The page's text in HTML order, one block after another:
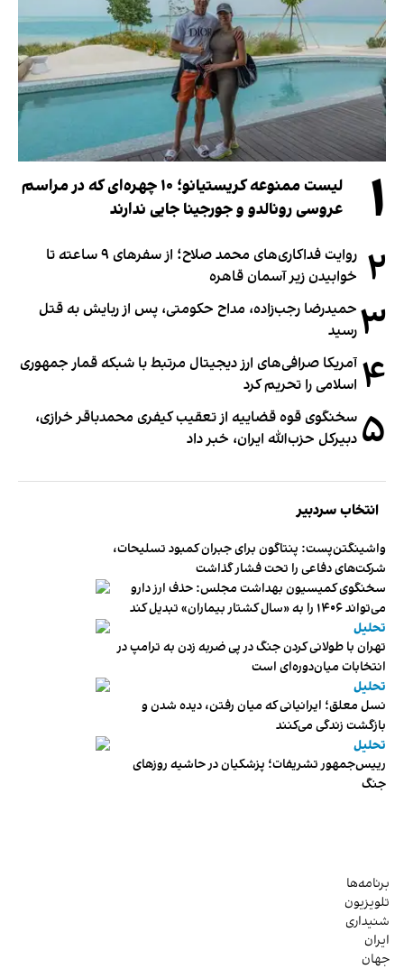
۱
لیست ممنوعه کریستیانو؛ ۱۰ چهره‌ای که در مراسم
عروسی رونالدو و جورجینا جایی ندارند
۲
روایت فداکاری‌های محمد صلاح؛ از سفرهای ۹ ساعته تا
خوابیدن زیر آسمان قاهره
۳ حمیدرضا رجب‌زاده، مداح حکومتی، پس از ربایش به قتل
رسید
۴ آمریکا صرافی‌های ارز دیجیتال مرتبط با شبکه قمار جمهوری
اسلامی را تحریم کرد
۵ سخنگوی قوه قضاییه از تعقیب کیفری محمدباقر خرازی،
دبیر‌کل حزب‌الله ایران، خبر داد
انتخاب سردبیر
واشینگتن‌پست: پنتاگون برای جبران کمبود تسلیحات،
شرکت‌های دفاعی را تحت فشار گذاشت
سخنگوی کمیسیون بهداشت مجلس: حذف ارز دارو
می‌تواند ۱۴۰۶ را به «سال کشتار بیماران» تبدیل کند
تحلیل
تهران با طولانی کردن جنگ در پی ضربه زدن به ترامپ در
انتخابات میان‌دوره‌ای است
تحلیل
نسل معلق؛ ایرانیانی که میان رفتن، دیده شدن و
بازگشت زندگی می‌کنند
تحلیل
رییس‌جمهور تشریفات؛ پزشکیان در حاشیه روزهای
جنگ
برنامه‌ها
تلویزیون
شنیداری
ایران
جهان